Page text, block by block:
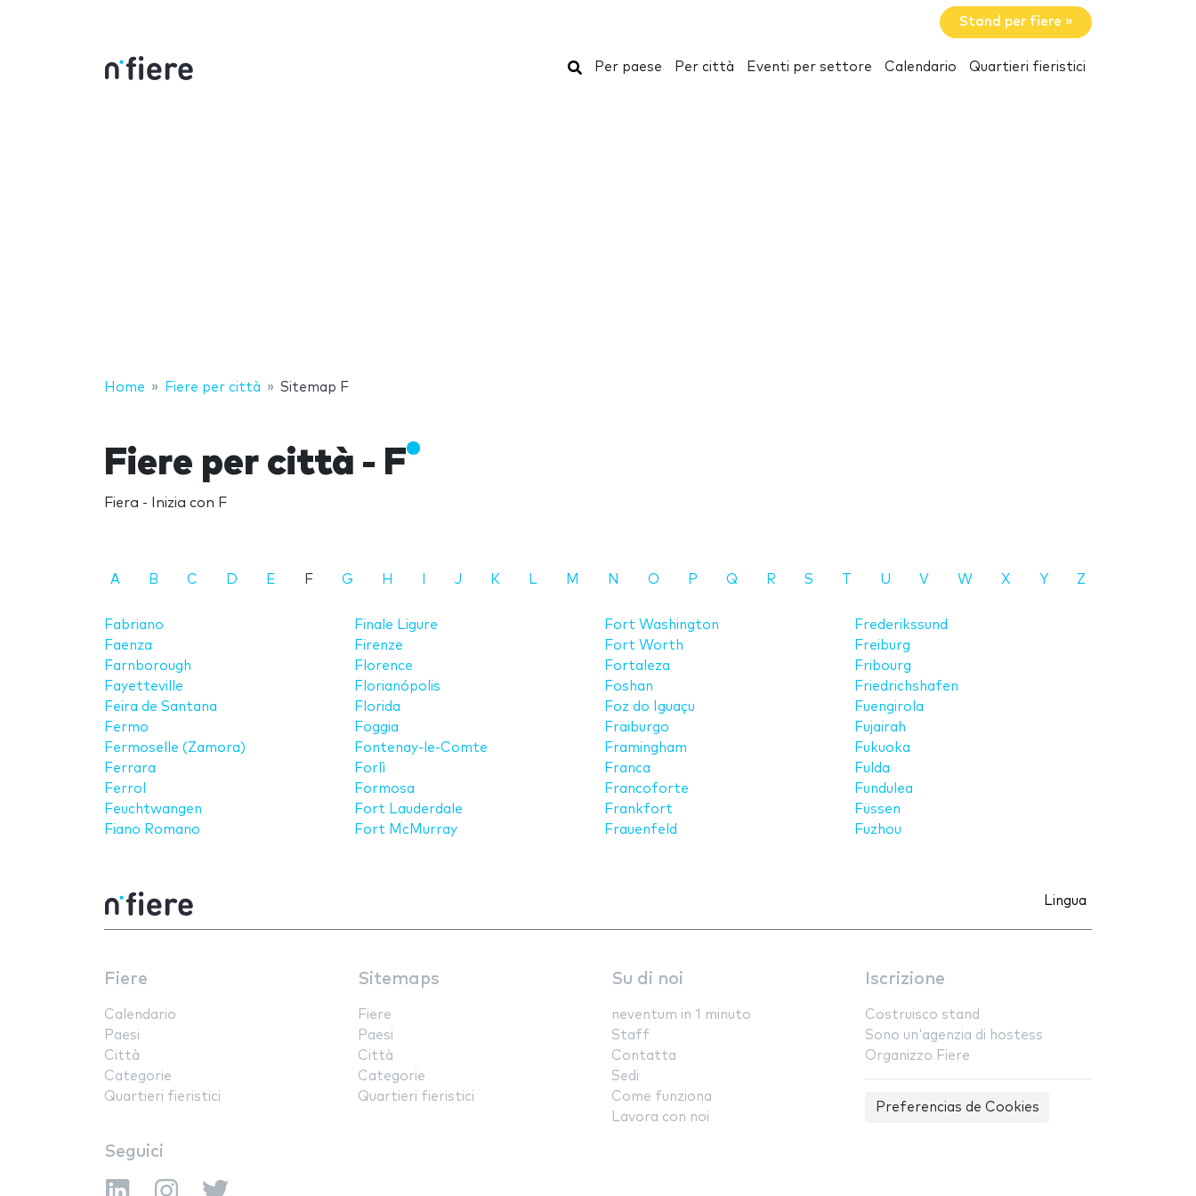
Stand per fiere »
Cerca
Per paese Per città Eventi per settore Calendario Quartieri fieristici
Home Fiere per città Sitemap F
Fiere per città - F
Fiera - Inizia con F
A B C D E F G H J K L M N O P Q R S T U V W X Y Z
Fabriano
Faenza
Farnborough
Fayetteville
Feira de Santana
Fermo
Fermoselle (Zamora)
Ferrara
Ferrol
Feuchtwangen
Fiano Romano
Finale Ligure
Firenze
Florence
Florianópolis
Florida
Foggia
Fontenay-le-Comte
Forlì
Formosa
Fort Lauderdale
Fort McMurray
Fort Washington
Fort Worth
Fortaleza
Foshan
Foz do Iguaçu
Fraiburgo
Framingham
Franca
Francoforte
Frankfort
Frauenfeld
Frederikssund
Freiburg
Fribourg
Friedrichshafen
Fuengirola
Fujairah
Fukuoka
Fulda
Fundulea
Füssen
Fuzhou
Lingua
Fiere
Calendario
Paesi
Città
Categorie
Quartieri fieristici
Sitemaps
Fiere
Paesi
Città
Categorie
Quartieri fieristici
Su di noi
neventum in 1 minuto
Staff
Contatta
Sedi
Come funziona
Lavora con noi
Iscrizione
Costruisco stand
Sono un'agenzia di hostess
Organizzo Fiere
Preferencias de Cookies
Seguici